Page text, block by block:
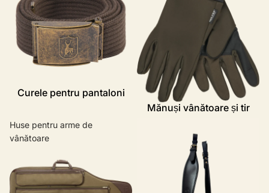
Curele pentru pantaloni
Mănuși vânătoare și tir
Huse pentru arme de
vânătoare